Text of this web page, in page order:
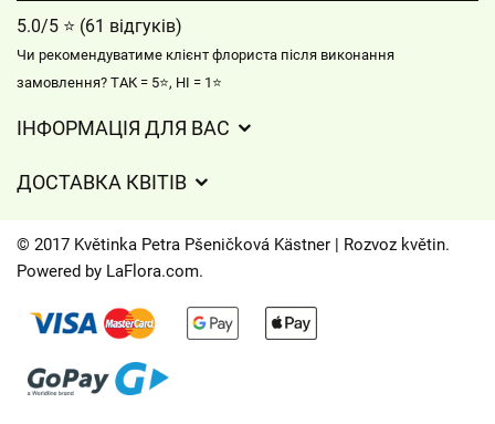
5.0/5 ⭐ (61 відгуків)
Чи рекомендуватиме клієнт флориста після виконання
замовлення? ТАК = 5⭐, НІ = 1⭐
ІНФОРМАЦІЯ ДЛЯ ВАС
Захист персональних даних
Час доставки квітів – огляд можливостей
ДОСТАВКА КВІТІВ
Куди ми доставляємо квіти
Контакти
© 2017 Květinka Petra Pšeničková Kästner | Rozvoz květin.
Powered by LaFlora.com.